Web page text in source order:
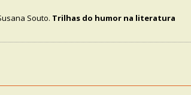
Souto. Trilhas do humor na literatura